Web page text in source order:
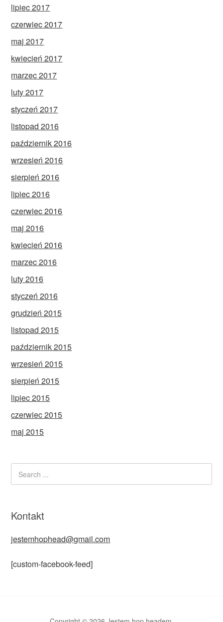
lipiec 2017
czerwiec 2017
maj 2017
kwiecień 2017
marzec 2017
luty 2017
styczeń 2017
listopad 2016
październik 2016
wrzesień 2016
sierpień 2016
lipiec 2016
czerwiec 2016
maj 2016
kwiecień 2016
marzec 2016
luty 2016
styczeń 2016
grudzień 2015
listopad 2015
październik 2015
wrzesień 2015
sierpień 2015
lipiec 2015
czerwiec 2015
maj 2015
Kontakt
jestemhophead@gmail.com
[custom-facebook-feed]